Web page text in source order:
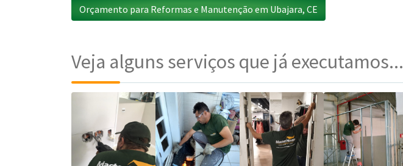
Orçamento para Reformas e Manutenção em Ubajara, CE
Veja alguns serviços que já executamos...